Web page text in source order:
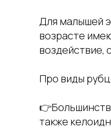
Для малышей
возрасте
воздействие,
Про виды
также